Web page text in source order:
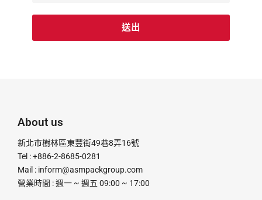
About us
新北市樹林區東豐街49巷8弄16號
Tel : +886-2-8685-0281
Mail : inform@asmpackgroup.com
營業時間 : 週一 ~ 週五 09:00 ~ 17:00